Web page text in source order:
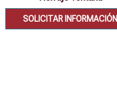
SOLICITAR INFORMACIÓN